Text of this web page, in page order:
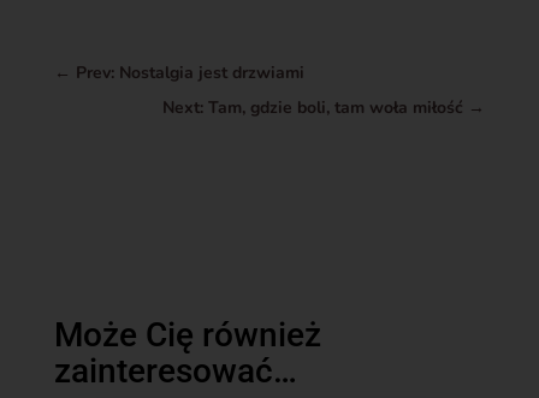
← Prev: Nostalgia jest drzwiami
Next: Tam, gdzie boli, tam woła miłość →
Może Cię również
zainteresować…